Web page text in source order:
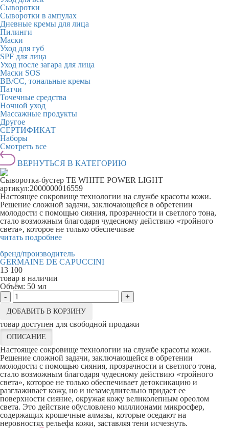
Сыворотки
Сыворотки в ампулах
Дневные кремы для лица
Пилинги
Маски
Уход для губ
SPF для лица
Уход после загара для лица
Маски SOS
BB/CC, тональные кремы
Патчи
Точечные средства
Ночной уход
Массажные продукты
Другое
СЕРТИФИКАТ
Наборы
Смотреть все
ВЕРНУТЬСЯ В КАТЕГОРИЮ
Сыворотка-бустер TE WHITE POWER LIGHT
артикул:2000000016559
Настоящее сокровище технологии на службе красоты кожи.
Решение сложной задачи, заключающейся в обретении
молодости с помощью сияния, прозрачности и светлого тона,
стало возможным благодаря чудесному действию «тройного
света», которое не только обеспечивае
читать подробнее
бренд/производитель
GERMAINE DE CAPUCCINI
13 100
товар в наличии
Объём: 50 мл
-
+
ДОБАВИТЬ В КОРЗИНУ
товар доступен для свободной продажи
ОПИСАНИЕ
Настоящее сокровище технологии на службе красоты кожи.
Решение сложной задачи, заключающейся в обретении
молодости с помощью сияния, прозрачности и светлого тона,
стало возможным благодаря чудесному действию «тройного
света», которое не только обеспечивает детоксикацию и
разглаживает кожу, но и незамедлительно придает ее
поверхности сияние, окружая кожу великолепным ореолом
света. Это действие обусловлено миллионами микросфер,
содержащих крошечные алмазы, которые оседают на
неровностях рельефа кожи, заставляя тени исчезнуть.